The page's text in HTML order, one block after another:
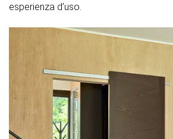
esperienza d’uso.